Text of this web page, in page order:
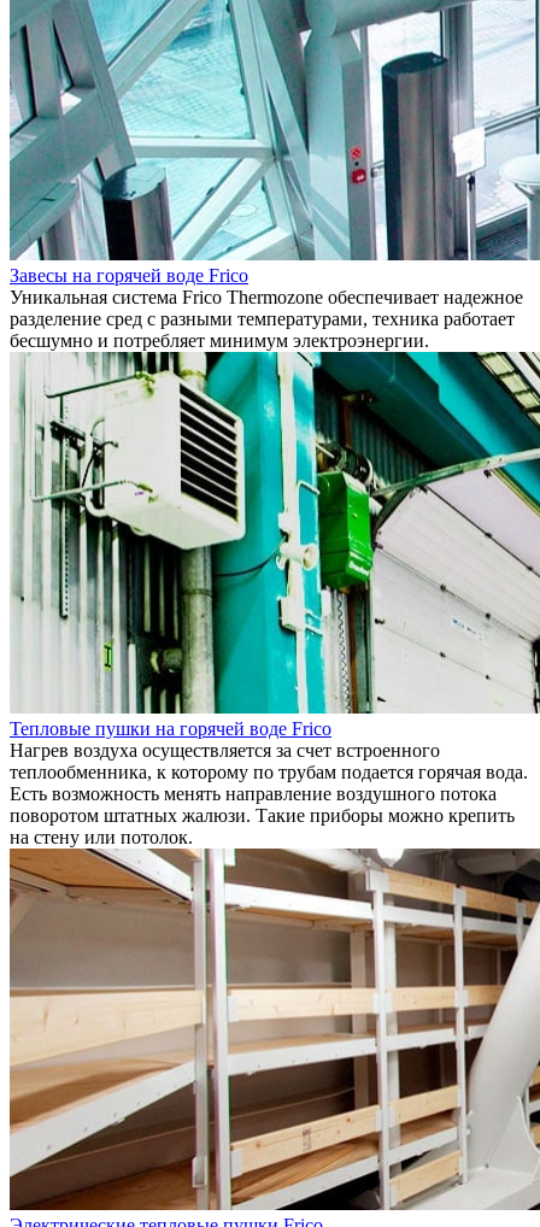
Завесы на горячей воде Frico
Уникальная система Frico Thermozone обеспечивает надежное
разделение сред с разными температурами, техника работает
бесшумно и потребляет минимум электроэнергии.
Тепловые пушки на горячей воде Frico
Нагрев воздуха осуществляется за счет встроенного
теплообменника, к которому по трубам подается горячая вода.
Есть возможность менять направление воздушного потока
поворотом штатных жалюзи. Такие приборы можно крепить
на стену или потолок.